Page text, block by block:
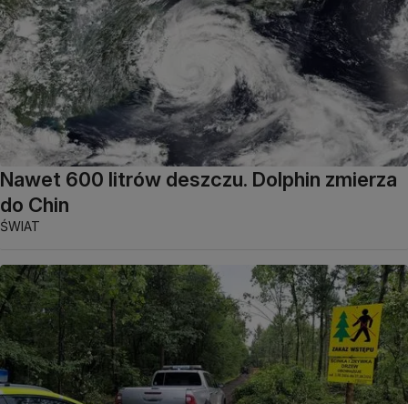
Nawet 600 litrów deszczu. Dolphin zmierza
do Chin
ŚWIAT